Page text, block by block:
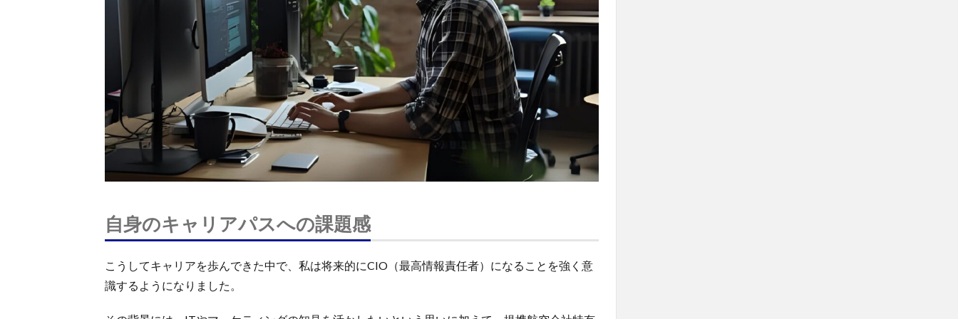
自身のキャリアパスへの課題感
こうしてキャリアを歩んできた中で、私は将来的にCIO（最高情報責任者）になることを強く意
識するようになりました。